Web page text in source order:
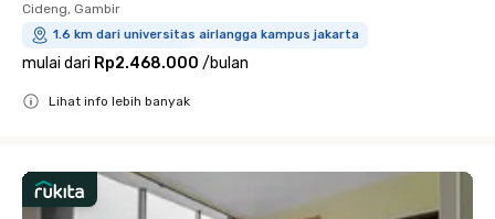
Cideng, Gambir
1.6 km dari universitas airlangga kampus jakarta
mulai dari Rp2.468.000 /bulan
Lihat info lebih banyak